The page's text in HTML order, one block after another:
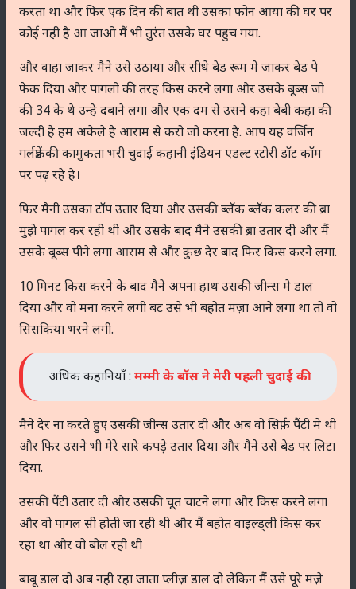
करता था और फिर एक दिन की बात थी उसका फोन आया की घर पर
कोई नही है आ जाओ मैं भी तुरंत उसके घर पहुच गया.
और वाहा जाकर मैने उसे उठाया और सीधे बेड रूम मे जाकर बेड पे
फेक दिया और पागलो की तरह किस करने लगा और उसके बूब्स जो
की 34 के थे उन्हे दबाने लगा और एक दम से उसने कहा बेबी कहा की
जल्दी है हम अकेले है आराम से करो जो करना है. आप यह वर्जिन
गर्लफ्रेंड की कामुकता भरी चुदाई कहानी इंडियन एडल्ट स्टोरी डॉट कॉम
पर पढ़ रहे हे।
फिर मैनी उसका टॉप उतार दिया और उसकी ब्लॅक ब्लॅक कलर की ब्रा
मुझे पागल कर रही थी और उसके बाद मैने उसकी ब्रा उतार दी और मैं
उसके बूब्स पीने लगा आराम से और कुछ देर बाद फिर किस करने लगा.
10 मिनट किस करने के बाद मैने अपना हाथ उसकी जीन्स मे डाल
दिया और वो मना करने लगी बट उसे भी बहोत मज़ा आने लगा था तो वो
सिसकिया भरने लगी.
अधिक कहानियाँ : मम्मी के बॉस ने मेरी पहली चुदाई की
मैने देर ना करते हुए उसकी जीन्स उतार दी और अब वो सिर्फ़ पैंटी मे थी
और फिर उसने भी मेरे सारे कपड़े उतार दिया और मैने उसे बेड पर लिटा
दिया.
उसकी पैंटी उतार दी और उसकी चूत चाटने लगा और किस करने लगा
और वो पागल सी होती जा रही थी और मैं बहोत वाइल्ड्ली किस कर
रहा था और वो बोल रही थी
बाबू डाल दो अब नही रहा जाता प्लीज़ डाल दो लेकिन मैं उसे पूरे मज़े